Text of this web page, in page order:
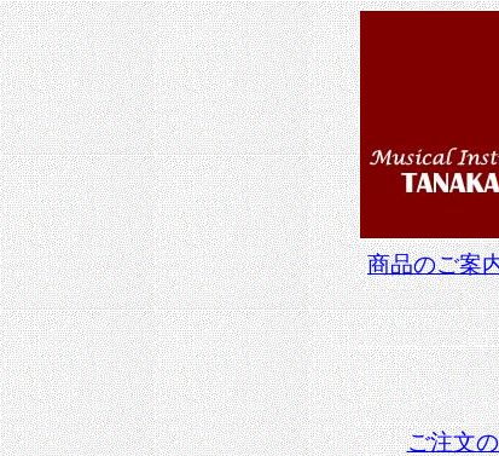
商品のご案
ご注文